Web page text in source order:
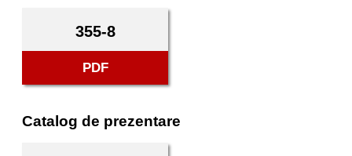
355-8
PDF
Catalog de prezentare